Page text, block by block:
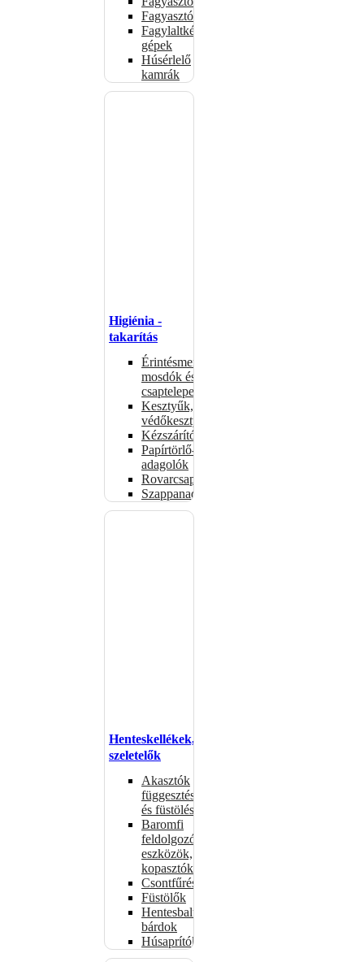
Fagyasztószekrények
Fagylaltkészítő
gépek
Húsérlelő
kamrák
Higiénia -
takarítás
Érintésmentes
mosdók és
csaptelepek
Kesztyűk,
védőkesztyűk
Kézszárítók
Papírtörlő-
adagolók
Rovarcsapdák
Szappanadagolók
Henteskellékek,
szeletelők
Akasztók
függesztéshez
és füstöléshez
Baromfi
feldolgozó
eszközök,
kopasztók
Csontfűrészek
Füstölők
Hentesbalták,
bárdok
Húsaprítók